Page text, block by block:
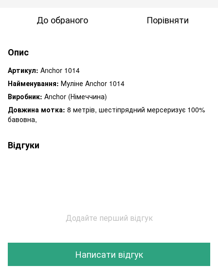
До обраного Порівняти
Опис
Артикул: Anchor 1014
Найменування: Муліне Anchor 1014
Виробник: Anchor (Німеччина)
Довжина мотка: 8 метрів, шестіпрядний мерсеризує 100%
бавовна,
Відгуки
Додайте перший відгук
Написати відгук